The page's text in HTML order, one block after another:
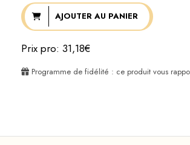
AJOUTER AU PANIER
Prix pro: 31,18€
Programme de fidélité : ce produit vous